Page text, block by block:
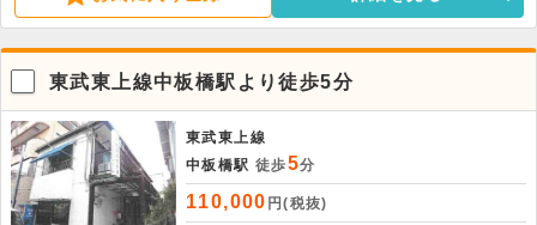
東武東上線中板橋駅より徒歩5分
東武東上線
中板橋駅 徒歩5分
110,000 円(税抜)